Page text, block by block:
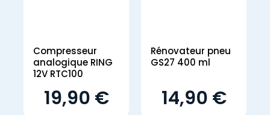
Compresseur
analogique RING
12V RTC100
19,90 €
Rénovateur pneu
GS27 400 ml
14,90 €